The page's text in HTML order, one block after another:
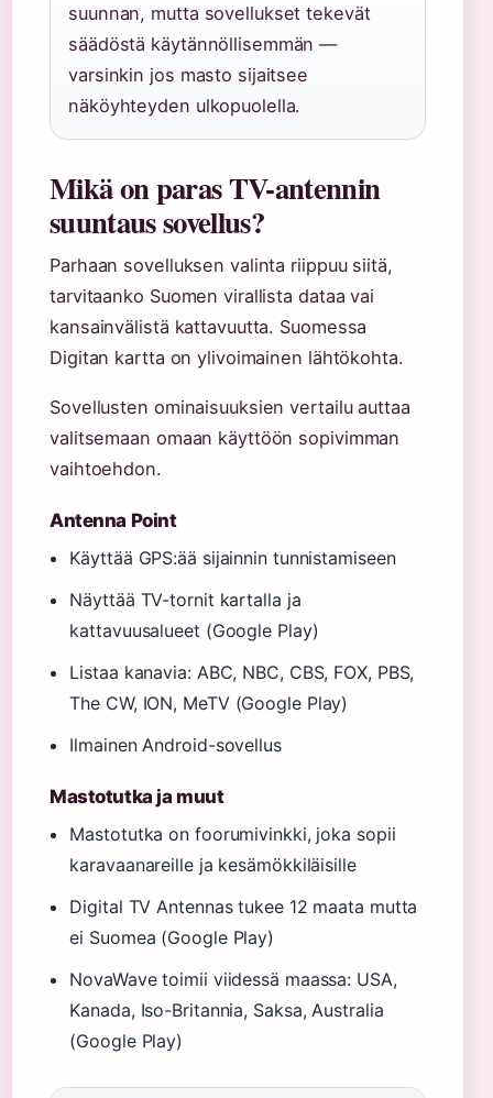
suunnan, mutta sovellukset tekevät
säädöstä käytännöllisemmän —
varsinkin jos masto sijaitsee
näköyhteyden ulkopuolella.
Mikä on paras TV-antennin
suuntaus sovellus?
Parhaan sovelluksen valinta riippuu siitä,
tarvitaanko Suomen virallista dataa vai
kansainvälistä kattavuutta. Suomessa
Digitan kartta on ylivoimainen lähtökohta.
Sovellusten ominaisuuksien vertailu auttaa
valitsemaan omaan käyttöön sopivimman
vaihtoehdon.
Antenna Point
Käyttää GPS:ää sijainnin tunnistamiseen
Näyttää TV-tornit kartalla ja
kattavuusalueet (Google Play)
Listaa kanavia: ABC, NBC, CBS, FOX, PBS,
The CW, ION, MeTV (Google Play)
Ilmainen Android-sovellus
Mastotutka ja muut
Mastotutka on foorumivinkki, joka sopii
karavaanareille ja kesämökkiläisille
Digital TV Antennas tukee 12 maata mutta
ei Suomea (Google Play)
NovaWave toimii viidessä maassa: USA,
Kanada, Iso-Britannia, Saksa, Australia
(Google Play)